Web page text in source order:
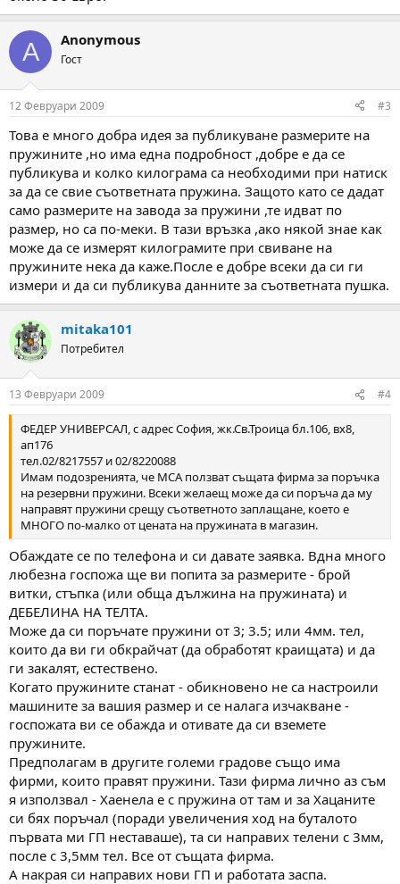
A Anonymous
Гост
12 Февруари 2009 #3
Това е много добра идея за публикуване размерите на
пружините ,но има една подробност ,добре е да се
публикува и колко килограма са необходими при натиск
за да се свие съответната пружина. Защото като се дадат
само размерите на завода за пружини ,те идват по
размер, но са по-меки. В тази връзка ,ако някой знае как
може да се измерят килограмите при свиване на
пружините нека да каже.После е добре всеки да си ги
измери и да си публикува данните за съответната пушка.
mitaka101
Потребител
13 Февруари 2009 #4
ФЕДЕР УНИВЕРСАЛ, с адрес София, жк.Св.Троица бл.106, вх8,
ап176
тел.02/8217557 и 02/8220088
Имам подозренията, че МСА ползват същата фирма за поръчка
на резервни пружини. Всеки желаещ може да си поръча да му
направят пружини срещу съответното заплащане, което е
МНОГО по-малко от цената на пружината в магазин.
Обаждате се по телефона и си давате заявка. Вдна много
любезна госпожа ще ви попита за размерите - брой
витки, стъпка (или обща дължина на пружината) и
ДЕБЕЛИНА НА ТЕЛТА.
Може да си поръчате пружини от 3; 3.5; или 4мм. тел,
които да ви ги обкрайчат (да обработят краищата) и да
ги закалят, естествено.
Когато пружините станат - обикновено не са настроили
машините за вашия размер и се налага изчакване -
госпожата ви се обажда и отивате да си вземете
пружините.
Предполагам в другите големи градове също има
фирми, които правят пружини. Тази фирма лично аз съм
я използвал - Хаенела е с пружина от там и за Хацаните
си бях поръчал (поради увеличения ход на буталото
първата ми ГП неставаше), та си направих телени с 3мм,
после с 3,5мм тел. Все от същата фирма.
А накрая си направих нови ГП и работата заспа.